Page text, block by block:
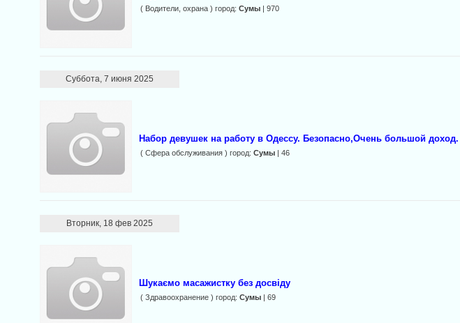
( Водители, охрана ) город:Сумы | 970
Суббота, 7 июня 2025
Набор девyшек на работу в Одессу. Безопасно,Очень большой доход.
( Сфера обслуживания ) город:Сумы | 46
Вторник, 18 фев 2025
Шукаємо масажистку без досвіду
( Здравоохранение ) город:Сумы | 69